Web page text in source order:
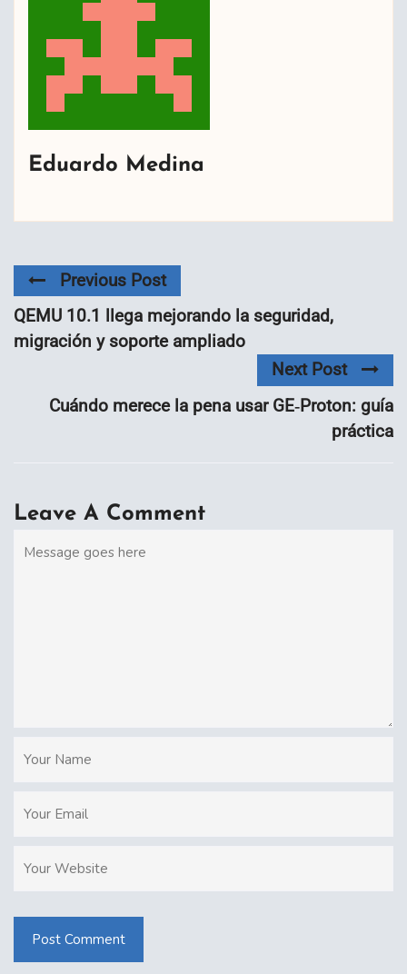
Eduardo Medina
Previous Post
QEMU 10.1 llega mejorando la seguridad,
migración y soporte ampliado
Next Post
Cuándo merece la pena usar GE‑Proton: guía
práctica
Leave A Comment
Post Comment